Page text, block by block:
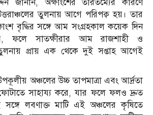
জানান, অক্ষাংশের তারতম্যের কারণে
তুলনায় আগে পরিপক্ব হয়। তার
বৃদ্ধির সঙ্গে আম সংগ্রহকাল কয়েক দিন
ফলে সাতক্ষীরার আম রাজশাহী ও
তুলনায় প্রায় এক থেকে দুই সপ্তাহ আগেই
অঞ্চলের উচ্চ তাপমাত্রা এবং আর্দ্রতা
সাহায্য করে, যার ফলে ফলও দ্রুত
লবণাক্ত মাটি এই অঞ্চলের কৃষিতে